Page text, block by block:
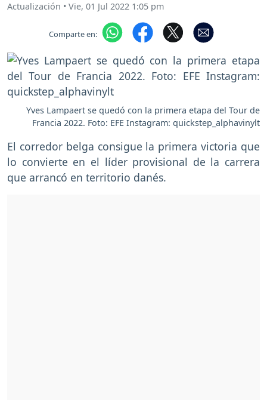
Actualización • Vie, 01 Jul 2022 1:05 pm
Comparte en:
Yves Lampaert se quedó con la primera etapa del Tour de
Francia 2022. Foto: EFE Instagram: quickstep_alphavinylt
El corredor belga consigue la primera victoria que
lo convierte en el líder provisional de la carrera
que arrancó en territorio danés.